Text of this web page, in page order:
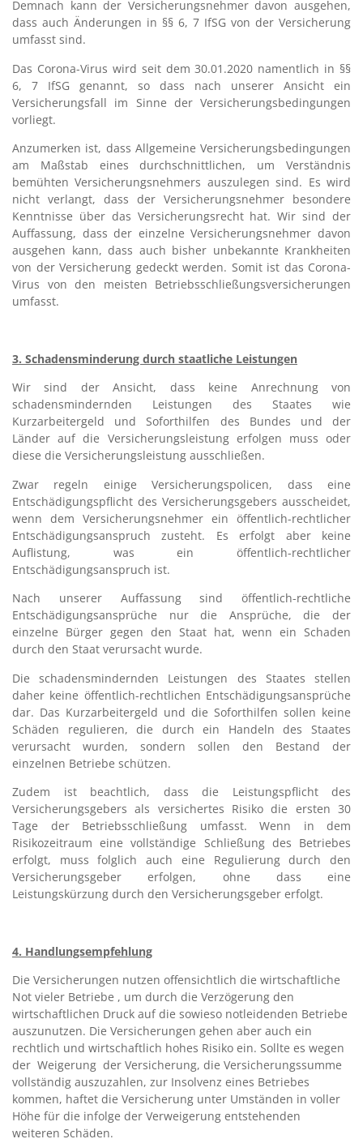
Demnach kann der Versicherungsnehmer davon ausgehen,
dass auch Änderungen in §§ 6, 7 IfSG von der Versicherung
umfasst sind.
Das Corona-Virus wird seit dem 30.01.2020 namentlich in §§
6, 7 IfSG genannt, so dass nach unserer Ansicht ein
Versicherungsfall im Sinne der Versicherungsbedingungen
vorliegt.
Anzumerken ist, dass Allgemeine Versicherungsbedingungen
am Maßstab eines durchschnittlichen, um Verständnis
bemühten Versicherungsnehmers auszulegen sind. Es wird
nicht verlangt, dass der Versicherungsnehmer besondere
Kenntnisse über das Versicherungsrecht hat. Wir sind der
Auffassung, dass der einzelne Versicherungsnehmer davon
ausgehen kann, dass auch bisher unbekannte Krankheiten
von der Versicherung gedeckt werden. Somit ist das Corona-
Virus von den meisten Betriebsschließungsversicherungen
umfasst.
3. Schadensminderung durch staatliche Leistungen
Wir sind der Ansicht, dass keine Anrechnung von
schadensmindernden Leistungen des Staates wie
Kurzarbeitergeld und Soforthilfen des Bundes und der
Länder auf die Versicherungsleistung erfolgen muss oder
diese die Versicherungsleistung ausschließen.
Zwar regeln einige Versicherungspolicen, dass eine
Entschädigungspflicht des Versicherungsgebers ausscheidet,
wenn dem Versicherungsnehmer ein öffentlich-rechtlicher
Entschädigungsanspruch zusteht. Es erfolgt aber keine
Auflistung, was ein öffentlich-rechtlicher
Entschädigungsanspruch ist.
Nach unserer Auffassung sind öffentlich-rechtliche
Entschädigungsansprüche nur die Ansprüche, die der
einzelne Bürger gegen den Staat hat, wenn ein Schaden
durch den Staat verursacht wurde.
Die schadensmindernden Leistungen des Staates stellen
daher keine öffentlich-rechtlichen Entschädigungsansprüche
dar. Das Kurzarbeitergeld und die Soforthilfen sollen keine
Schäden regulieren, die durch ein Handeln des Staates
verursacht wurden, sondern sollen den Bestand der
einzelnen Betriebe schützen.
Zudem ist beachtlich, dass die Leistungspflicht des
Versicherungsgebers als versichertes Risiko die ersten 30
Tage der Betriebsschließung umfasst. Wenn in dem
Risikozeitraum eine vollständige Schließung des Betriebes
erfolgt, muss folglich auch eine Regulierung durch den
Versicherungsgeber erfolgen, ohne dass eine
Leistungskürzung durch den Versicherungsgeber erfolgt.
4. Handlungsempfehlung
Die Versicherungen nutzen offensichtlich die wirtschaftliche
Not vieler Betriebe , um durch die Verzögerung den
wirtschaftlichen Druck auf die sowieso notleidenden Betriebe
auszunutzen. Die Versicherungen gehen aber auch ein
rechtlich und wirtschaftlich hohes Risiko ein. Sollte es wegen
der Weigerung der Versicherung, die Versicherungssumme
vollständig auszuzahlen, zur Insolvenz eines Betriebes
kommen, haftet die Versicherung unter Umständen in voller
Höhe für die infolge der Verweigerung entstehenden
weiteren Schäden.